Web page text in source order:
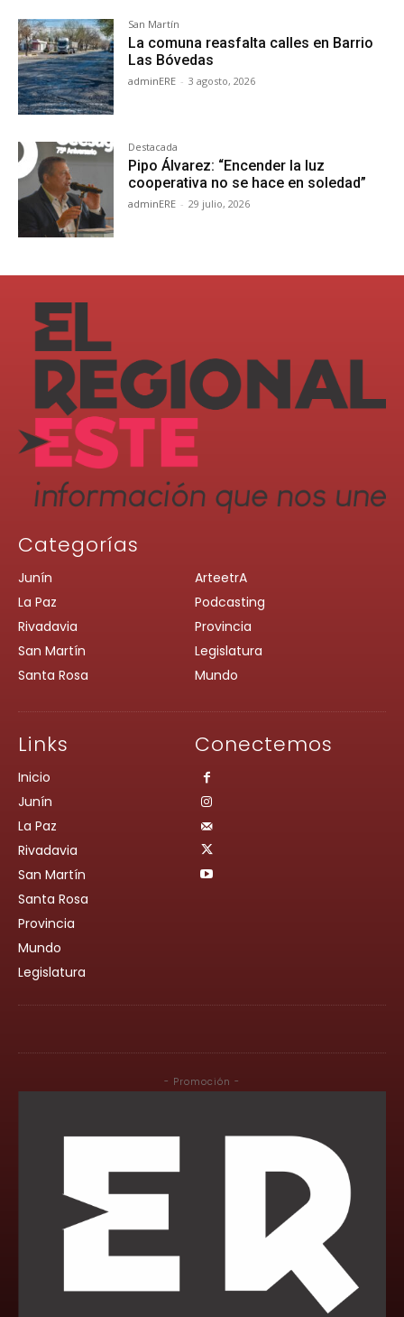
San Martín
La comuna reasfalta calles en Barrio
Las Bóvedas
adminERE - 3 agosto, 2026
Destacada
Pipo Álvarez: “Encender la luz
cooperativa no se hace en soledad”
adminERE - 29 julio, 2026
Categorías
Junín
La Paz
Rivadavia
San Martín
Santa Rosa
ArteetrA
Podcasting
Provincia
Legislatura
Mundo
Links
Inicio
Junín
La Paz
Rivadavia
San Martín
Santa Rosa
Provincia
Mundo
Legislatura
Conectemos
- Promoción -